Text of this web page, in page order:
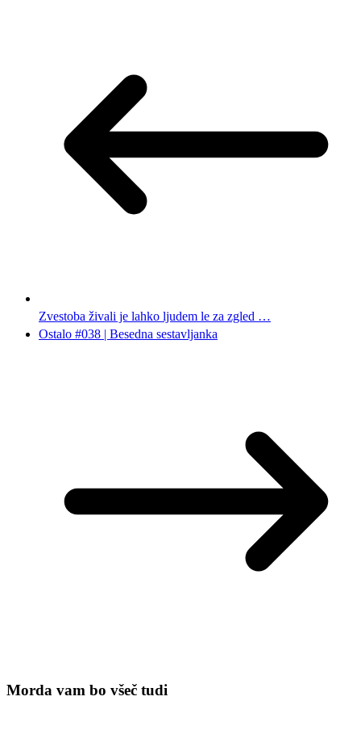
Zvestoba živali je lahko ljudem le za zgled …
Ostalo #038 | Besedna sestavljanka
Morda vam bo všeč tudi